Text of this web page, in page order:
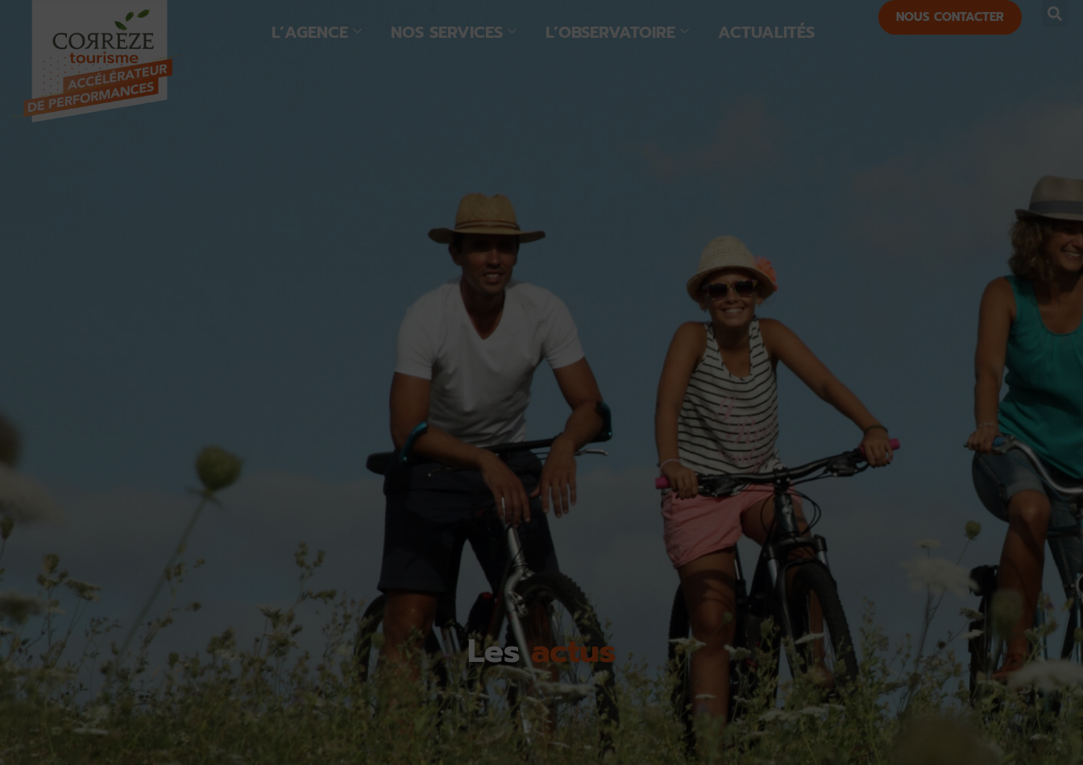
L’AGENCE NOS SERVICES L’OBSERVATOIRE ACTUALITÉS
NOUS CONTACTER
Lesactus